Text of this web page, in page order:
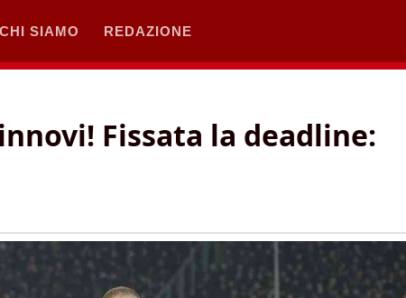
CHI SIAMO REDAZIONE
Fissata la deadline: